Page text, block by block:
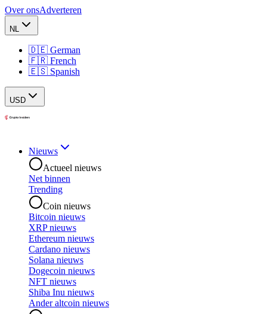
Over onsAdverteren
NL
🇩🇪 German
🇫🇷 French
🇪🇸 Spanish
USD
Nieuws
Actueel nieuws
Net binnen
Trending
Coin nieuws
Bitcoin nieuws
XRP nieuws
Ethereum nieuws
Cardano nieuws
Solana nieuws
Dogecoin nieuws
NFT nieuws
Shiba Inu nieuws
Ander altcoin nieuws